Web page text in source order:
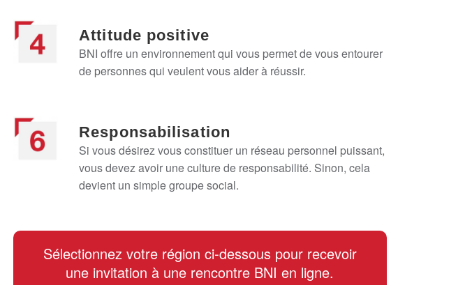
Attitude positive
BNI offre un environnement qui vous permet de vous entourer
de personnes qui veulent vous aider à réussir.
Responsabilisation
Si vous désirez vous constituer un réseau personnel puissant,
vous devez avoir une culture de responsabilité. Sinon, cela
devient un simple groupe social.
Sélectionnez votre région ci‑dessous pour recevoir
une invitation à une rencontre BNI en ligne.